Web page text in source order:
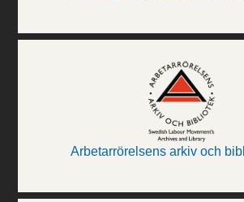
Arbetarrörelsens arkiv och